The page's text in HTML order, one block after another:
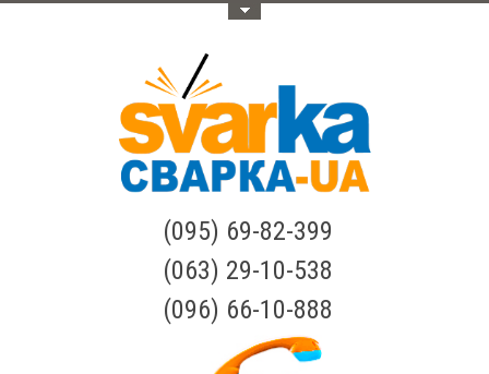
(095) 69-82-399
(063) 29-10-538
(096) 66-10-888